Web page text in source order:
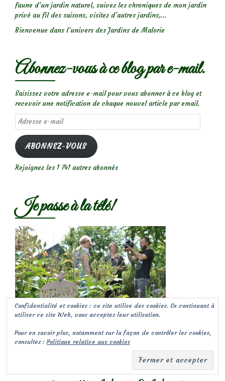
faune d’un jardin naturel, suivez les chroniques de mon jardin
privé au fil des saisons, visitez d’autres jardins,...
Bienvenue dans l’univers des Jardins de Malorie
Abonnez-vous à ce blog par e-mail.
Saisissez votre adresse e-mail pour vous abonner à ce blog et
recevoir une notification de chaque nouvel article par email.
Adresse
e-
mail
ABONNEZ-VOUS
Rejoignez les 1 741 autres abonnés
Je passe à la télé!
Confidentialité et cookies : ce site utilise des cookies. En continuant à
utiliser ce site Web, vous acceptez leur utilisation.
Pour en savoir plus, notamment sur la façon de contrôler les cookies,
consultez :Politique relative aux cookies